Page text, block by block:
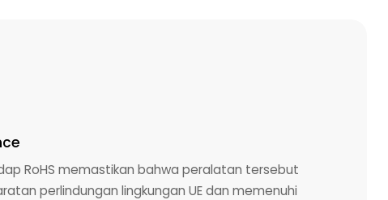
RoHS memastikan bahwa peralatan tersebut
perlindungan lingkungan UE dan memenuhi